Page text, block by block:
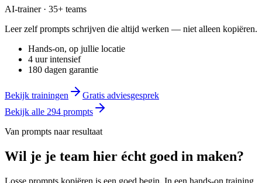
AI-trainer · 35+ teams
Leer zelf prompts schrijven die altijd werken — niet alleen kopiëren.
Hands-on, op jullie locatie
4 uur intensief
180 dagen garantie
Bekijk trainingen
Gratis adviesgesprek
Bekijk alle 294 prompts
Van prompts naar resultaat
Wil je je team hier écht goed in maken?